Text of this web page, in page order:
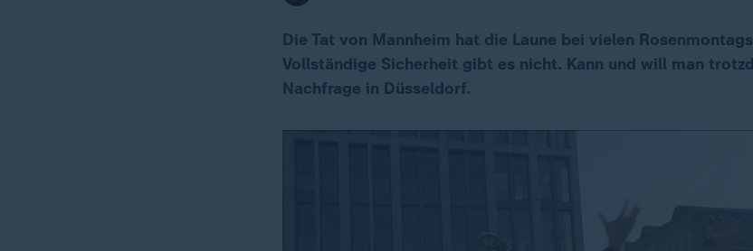
Die Tat von Mannheim hat die Laune bei vielen
Vollständige Sicherheit gibt es nicht. Kann und will man
Nachfrage in Düsseldorf.